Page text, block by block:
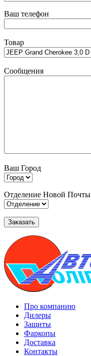
Ваш телефон
Товар
Сообщения
Ваш Город
Отделение Новой Почты
Про компанию
Дилеры
Защиты
Фаркопы
Доставка
Контакты